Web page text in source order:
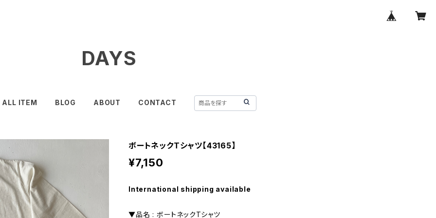
DAYS
ALL ITEM BLOG ABOUT CONTACT
ボートネックTシャツ【43165】
¥7,150
International shipping available
▼品名 : ボートネックTシャツ